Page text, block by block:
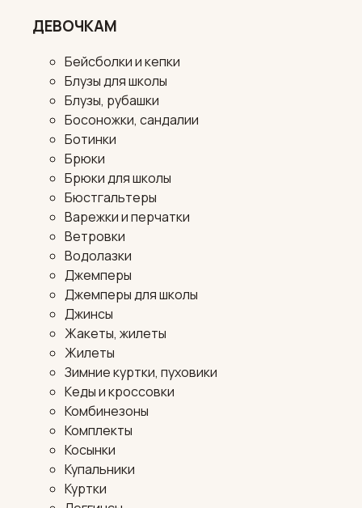
ДЕВОЧКАМ
Бейсболки и кепки
Блузы для школы
Блузы, рубашки
Босоножки, сандалии
Ботинки
Брюки
Брюки для школы
Бюстгальтеры
Варежки и перчатки
Ветровки
Водолазки
Джемперы
Джемперы для школы
Джинсы
Жакеты, жилеты
Жилеты
Зимние куртки, пуховики
Кеды и кроссовки
Комбинезоны
Комплекты
Косынки
Купальники
Куртки